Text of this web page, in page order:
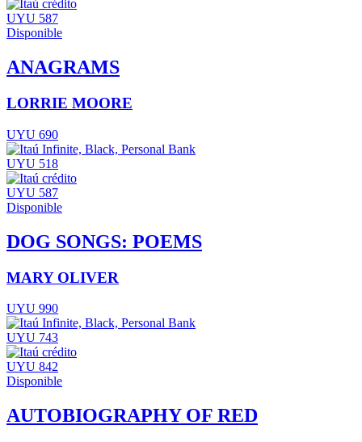
UYU 587
Disponible
ANAGRAMS
LORRIE MOORE
UYU 690
UYU 518
UYU 587
Disponible
DOG SONGS: POEMS
MARY OLIVER
UYU 990
UYU 743
UYU 842
Disponible
AUTOBIOGRAPHY OF RED